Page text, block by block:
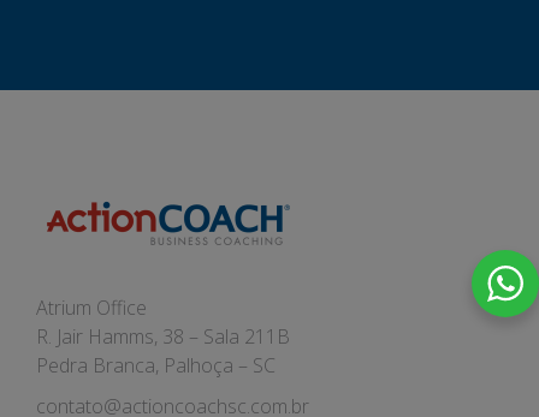
Atrium Office
R. Jair Hamms, 38 – Sala 211B
Pedra Branca, Palhoça – SC
contato@actioncoachsc.com.br